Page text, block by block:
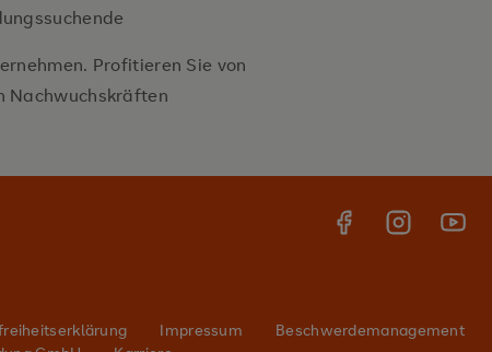
Profitieren Sie von
Nachwuchskräften
Impressum
Beschwerdemanagement